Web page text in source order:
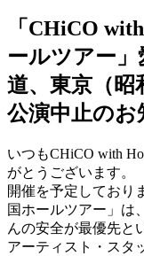
「CHiCO
ールツアー
道、東京（昭
公演中止のお
いつもCHiCO with
がとうございます。
開催を予定しており
国ホールツアー」は
んの安全が最優先と
アーティスト・スタ